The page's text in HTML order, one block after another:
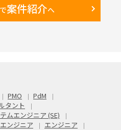
で案件紹介へ
PMO
PdM
タント
ムエンジニア (SE)
ンジニア エンジニア